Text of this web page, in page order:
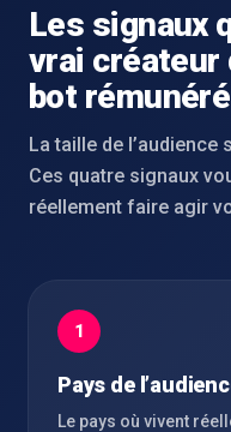
Les signaux
vrai créateur
bot rémunéré
La taille de l’audience
Ces quatre signaux
réellement faire agir
1
Pays de
Le pays où vivent